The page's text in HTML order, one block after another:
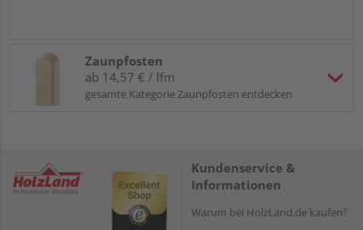
Zaunpfosten
ab 14,57 € / lfm
gesamte Kategorie Zaunpfosten entdecken
Kundenservice &
Informationen
Warum bei HolzLand.de kaufen?